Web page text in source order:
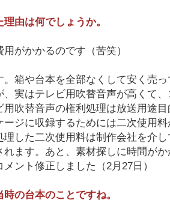
由は何でしょうか。
がかかるのです（苦笑）
箱や台本を全部なくして安く売
、実はテレビ用吹替音声が高くて
用吹替音声の権利処理は放送用途
ージに収録するためには二次使用
理した二次使用料は制作会社を介
れます。あと、素材探しに時間が
ト修正しました（2月27日）
の台本のことですね。